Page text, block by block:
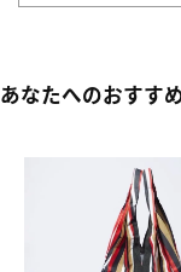
あなたへのおすす